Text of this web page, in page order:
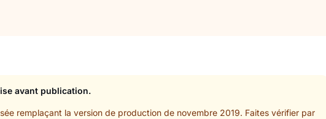
avant publication.
remplaçant la version de production de novembre 2019. Faites vérifier par